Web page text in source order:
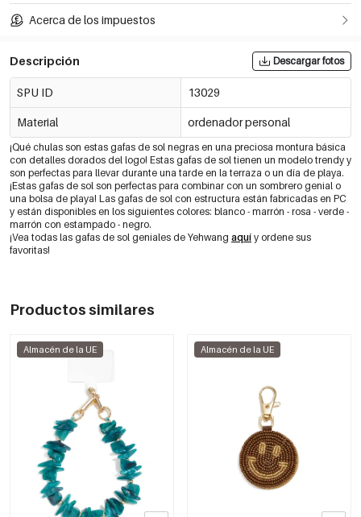
Acerca de los impuestos
Descripción Descargar fotos
SPU ID 13029
Material ordenador personal
¡Qué chulas son estas gafas de sol negras en una preciosa montura básica
con detalles dorados del logo! Estas gafas de sol tienen un modelo trendy y
son perfectas para llevar durante una tarde en la terraza o un día de playa.
¡Estas gafas de sol son perfectas para combinar con un sombrero genial o
una bolsa de playa! Las gafas de sol con estructura están fabricadas en PC
y están disponibles en los siguientes colores: blanco - marrón - rosa - verde -
marrón con estampado - negro.
¡Vea todas las gafas de sol geniales de Yehwang aquí y ordene sus
favoritas!
Productos similares
Almacén de la UE Almacén de la UE